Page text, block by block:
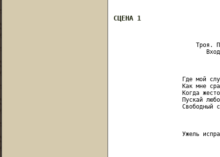
СЦЕНА 1
Троя.
Где мой
Как мне
Когда
Пускай
Свободный
Ужель